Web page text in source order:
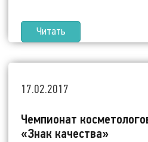
Читать
17.02.2017
Чемпионат
«Знак качества»